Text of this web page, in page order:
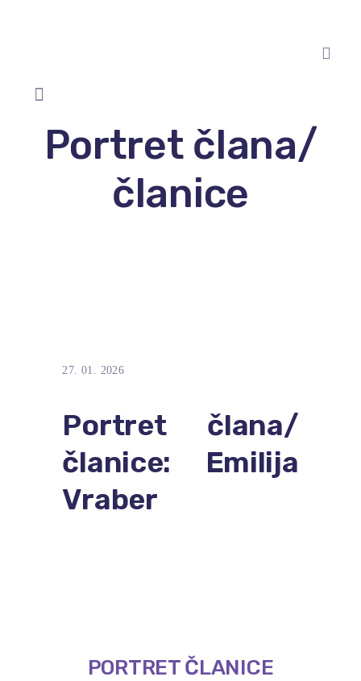
Portret člana/
članice
27. 01. 2026
Portret člana/
članice: Emilija
Vraber
PORTRET ČLANICE